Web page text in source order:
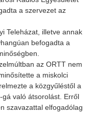
a szervezet az
Teleházat, illetve annak
befogadta a
az ORTT nem
a miskolci
a közgyűléstől a
gá való átsorolást. Erről
szavazattal elfogadólag